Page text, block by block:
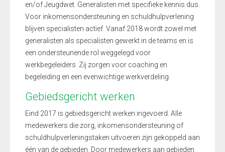
en/of Jeugdwet. Generalisten met specifieke kennis dus.
Voor inkomensondersteuning en schuldhulpverlening
blijven specialisten actief. Vanaf 2018 wordt zowel met
generalisten als specialisten gewerkt in de teams en is
een ondersteunende rol weggelegd voor
werkbegeleiders. Zij zorgen voor coaching en
begeleiding en een evenwichtige werkverdeling.
Gebiedsgericht werken
Eind 2017 is gebiedsgericht werken ingevoerd. Alle
medewerkers die zorg, inkomensondersteuning of
schuldhulpverleningstaken uitvoeren zijn gekoppeld aan
één van de gebieden. Door medewerkers aan gebieden